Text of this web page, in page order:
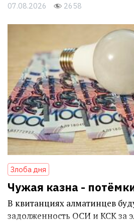
07.08.2026 2658
Злоба дня
Чужая казна -
В квитанциях алматинцев
задолженность ОСИ и КСК за